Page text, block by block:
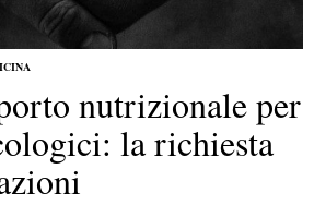
nutrizionale per
la richiesta